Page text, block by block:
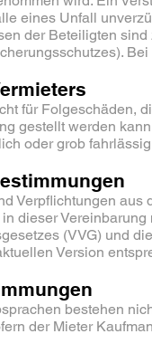
eines Unfall
der Beteiligten
für Folgeschäden,
gestellt werden
oder grob
Verpflichtungen
dieser
(VVG) und
Version
bestehen
der Mieter